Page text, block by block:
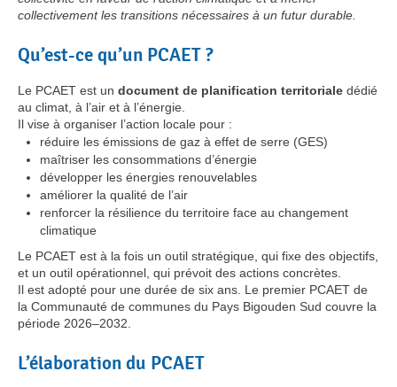
collectivement les transitions nécessaires à un futur durable.
Qu’est-ce qu’un PCAET ?
Le PCAET est un document de planification territoriale dédié
au climat, à l’air et à l’énergie.
Il vise à organiser l’action locale pour :
réduire les émissions de gaz à effet de serre (GES)
maîtriser les consommations d’énergie
développer les énergies renouvelables
améliorer la qualité de l’air
renforcer la résilience du territoire face au changement
climatique
Le PCAET est à la fois un outil stratégique, qui fixe des objectifs,
et un outil opérationnel, qui prévoit des actions concrètes.
Il est adopté pour une durée de six ans. Le premier PCAET de
la Communauté de communes du Pays Bigouden Sud couvre la
période 2026–2032.
L’élaboration du PCAET